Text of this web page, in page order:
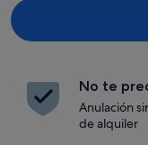
No te
Anulación
de alquiler